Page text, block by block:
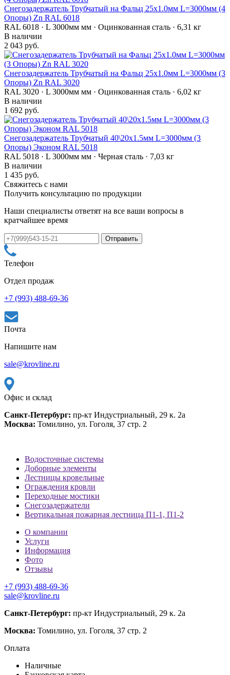
Снегозадержатель Трубчатый на Фальц 25х1.0мм L=3000мм (4
Опоры) Zn RAL 6018
RAL 6018 · L 3000мм мм · Оцинкованная сталь · 6,31 кг
В наличии
2 043 руб.
Снегозадержатель Трубчатый на Фальц 25х1.0мм L=3000мм (3
Опоры) Zn RAL 3020
RAL 3020 · L 3000мм мм · Оцинкованная сталь · 6,02 кг
В наличии
1 692 руб.
Снегозадержатель Трубчатый 40\20х1.5мм L=3000мм (3
Опоры) Эконом RAL 5018
RAL 5018 · L 3000мм мм · Черная сталь · 7,03 кг
В наличии
1 435 руб.
Свяжитесь с нами
Получить консультацию по продукции
Наши специалисты ответят на все ваши вопросы в
кратчайшее время
Телефон
Отдел продаж
+7 (993) 488-69-36
Почта
Напишите нам
sale@krovline.ru
Офис и склад
Санкт-Петербург: пр-кт Индустриальный, 29 к. 2а
Москва: Томилино, ул. Гоголя, 37 стр. 2
Водосточные системы
Доборные элементы
Лестницы кровельные
Ограждения кровли
Переходные мостики
Снегозадержатели
Вертикальная пожарная лестница П1-1, П1-2
О компании
Услуги
Информация
Фото
Отзывы
+7 (993) 488-69-36
sale@krovline.ru
Санкт-Петербург: пр-кт Индустриальный, 29 к. 2а
Москва: Томилино, ул. Гоголя, 37 стр. 2
Оплата
Наличные